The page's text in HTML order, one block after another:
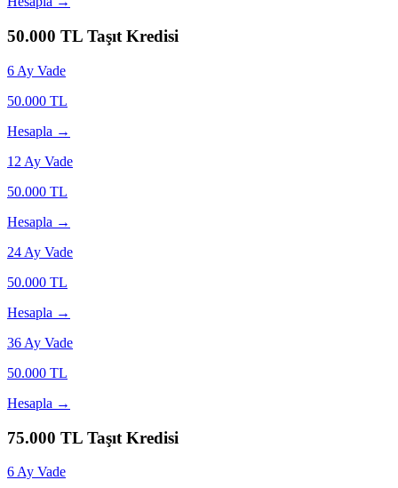
50.000 TL Taşıt Kredisi
6 Ay Vade
50.000 TL
Hesapla →
12 Ay Vade
50.000 TL
Hesapla →
24 Ay Vade
50.000 TL
Hesapla →
36 Ay Vade
50.000 TL
Hesapla →
75.000 TL Taşıt Kredisi
6 Ay Vade